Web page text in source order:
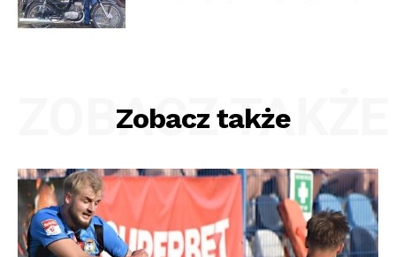
Zobacz także
ZOBACZ TAKŻE